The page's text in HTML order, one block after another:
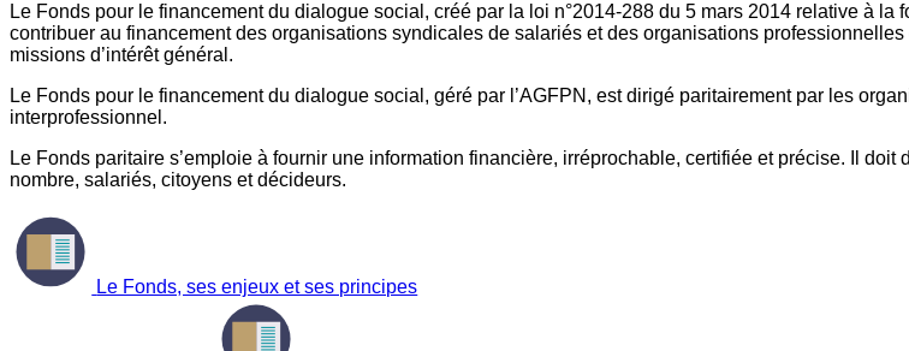
Le Fonds pour le financement du dialogue social, créé par la loi n°2014-288 du 5 mars 2014 relative à
contribuer au financement des organisations syndicales de salariés et des organisations
missions d’intérêt général.
Le Fonds pour le financement du dialogue social, géré par l’AGFPN, est dirigé paritairement par les
interprofessionnel.
Le Fonds paritaire s’emploie à fournir une information financière, irréprochable, certifiée et précise. Il
nombre, salariés, citoyens et décideurs.
Le Fonds, ses enjeux et ses principes